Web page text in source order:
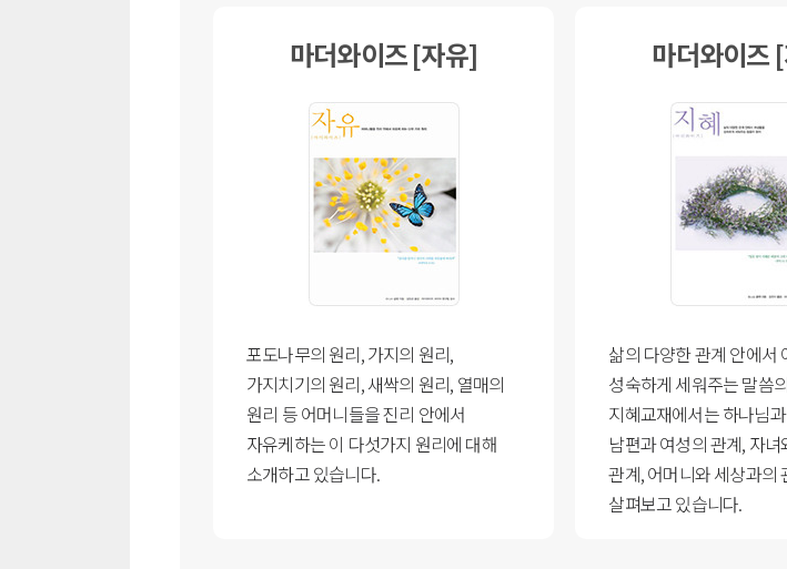
마더와이즈 [자유]
포도나무의 원리, 가지의 원리,
가지치기의 원리, 새싹의 원리, 열매의
원리 등 어머니들을 진리 안에서
자유케하는 이 다섯가지 원리에 대해
소개하고 있습니다.
마더와이즈
삶의 다양한 관계 안에서
성숙하게 세워주는 말씀
지혜교재에서는 하나님
남편과 여성의 관계, 자녀
관계, 어머니와 세상과의
살펴보고 있습니다.